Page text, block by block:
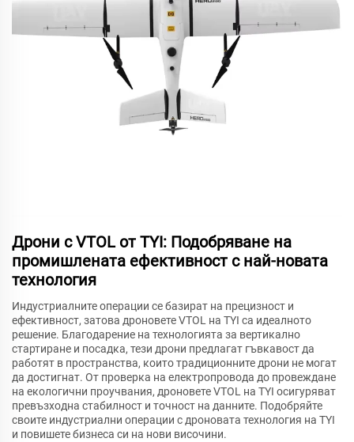
Дрони с VTOL от TYI: Подобряване на
промишлената ефективност с най-новата
технология
Индустриалните операции се базират на прецизност и
ефективност, затова дроновете VTOL на TYI са идеалното
решение. Благодарение на технологията за вертикално
стартиране и посадка, тези дрони предлагат гъвкавост да
работят в пространства, които традиционните дрони не могат
да достигнат. От проверка на електропровода до провеждане
на екологични проучвания, дроновете VTOL на TYI осигуряват
превъзходна стабилност и точност на данните. Подобряйте
своите индустриални операции с дроновата технология на TYI
и повишете бизнеса си на нови височини.